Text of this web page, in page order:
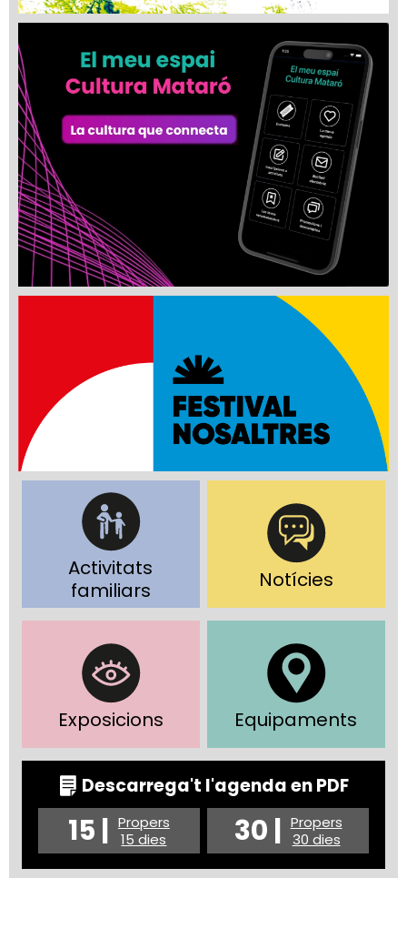
Activitats
familiars
Notícies
Exposicions Equipaments
Descarrega't l'agenda en PDF
15 | Propers
15 dies
30 | Propers
30 dies